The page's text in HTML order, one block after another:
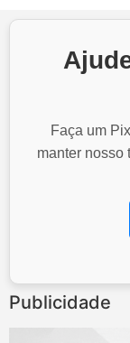
Faça um
manter nosso
Publicidade